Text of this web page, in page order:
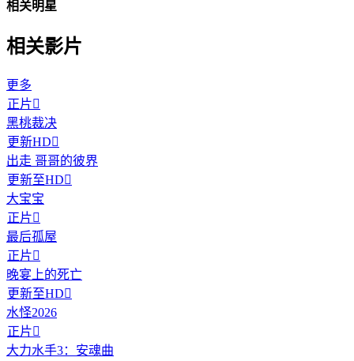
相关明星
相关影片
更多
正片
黑桃裁决
更新HD
出走 哥哥的彼界
更新至HD
大宝宝
正片
最后孤屋
正片
晚宴上的死亡
更新至HD
水怪2026
正片
大力水手3：安魂曲